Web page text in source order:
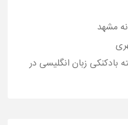
مشهد
بادکنکی زبان انگلیسی در